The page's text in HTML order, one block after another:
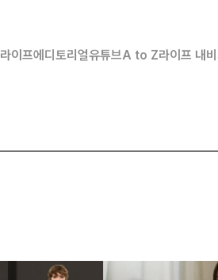
라이프에디토리얼유튜브A to Z라이프 내